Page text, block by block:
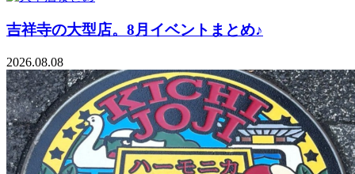
吉祥寺の大型店。8月イベントまとめ♪
2026.08.08